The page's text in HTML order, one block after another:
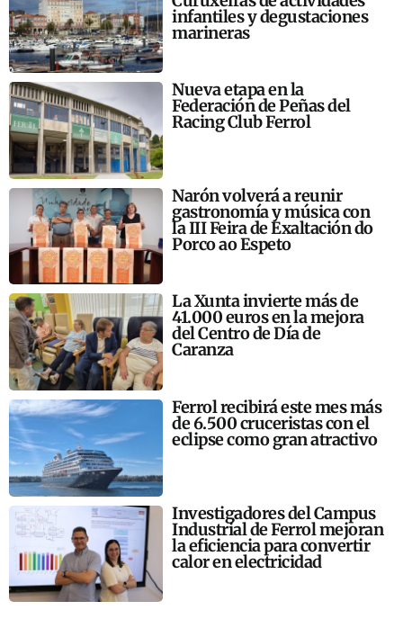
infantiles y degustaciones
marineras
Nueva etapa en la
Federación de Peñas del
Racing Club Ferrol
Narón volverá a reunir
gastronomía y música con
la III Feira de Exaltación do
Porco ao Espeto
La Xunta invierte más de
41.000 euros en la mejora
del Centro de Día de
Caranza
Ferrol recibirá este mes más
de 6.500 cruceristas con el
eclipse como gran atractivo
Investigadores del Campus
Industrial de Ferrol mejoran
la eficiencia para convertir
calor en electricidad